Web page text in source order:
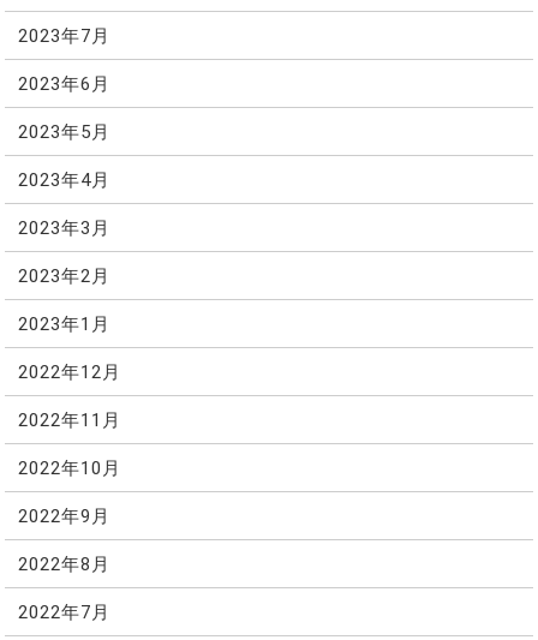
2023年7月
2023年6月
2023年5月
2023年4月
2023年3月
2023年2月
2023年1月
2022年12月
2022年11月
2022年10月
2022年9月
2022年8月
2022年7月